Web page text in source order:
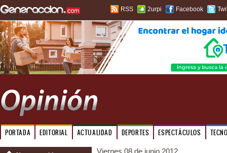
RSS 2urpi Facebook
PORTADA EDITORIAL ACTUALIDAD DEPORTES ESPECTÁCULOS
Viernes 08 de junio 2012